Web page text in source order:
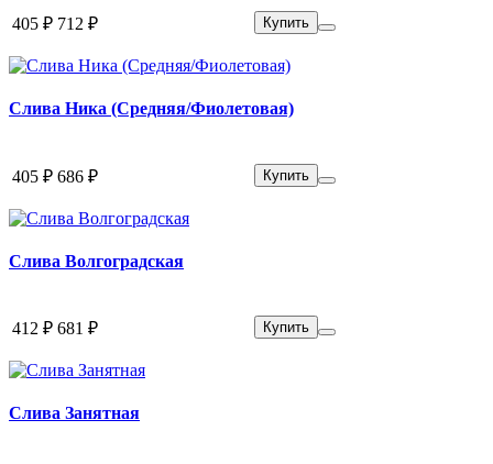
405 ₽ 712 ₽ Купить
Слива Ника (Средняя/Фиолетовая)
405 ₽ 686 ₽ Купить
Слива Волгоградская
412 ₽ 681 ₽ Купить
Слива Занятная